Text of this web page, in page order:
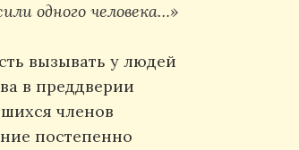
одного человека…»
вызывать у людей
в преддверии
членов
постепенно